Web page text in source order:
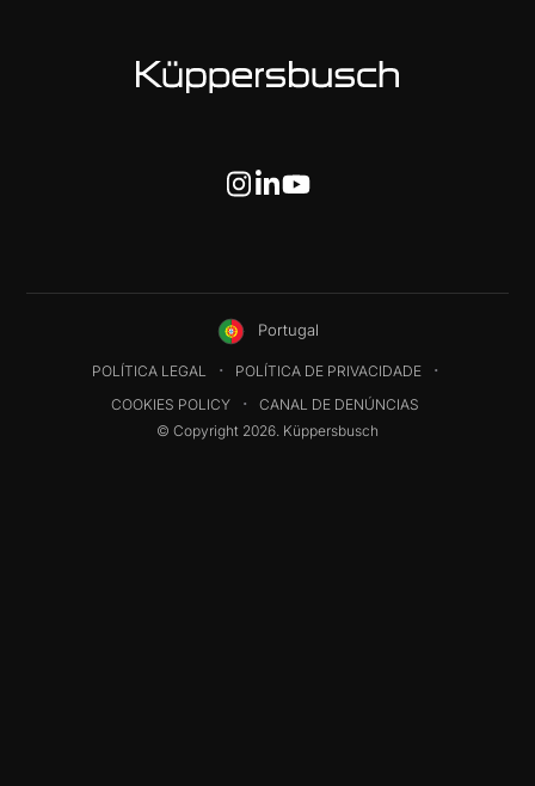
Portugal
POLÍTICA LEGAL
POLÍTICA DE PRIVACIDADE
COOKIES POLICY
CANAL DE DENÚNCIAS
© Copyright 2026. Küppersbusch